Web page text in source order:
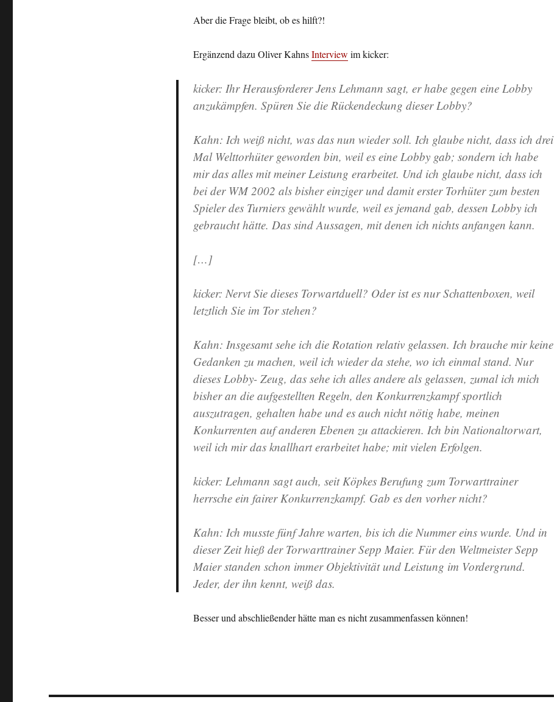
Aber die Frage bleibt, ob es hilft?!
Ergänzend dazu Oliver KahnsInterview im kicker:
kicker: Ihr Herausforderer Jens Lehmann sagt, er habe gegen eine Lobby
anzukämpfen. Spüren Sie die Rückendeckung dieser Lobby?
Kahn: Ich weiß nicht, was das nun wieder soll. Ich glaube nicht, dass ich drei
Mal Welttorhüter geworden bin, weil es eine Lobby gab; sondern ich habe
mir das alles mit meiner Leistung erarbeitet. Und ich glaube nicht, dass ich
bei der WM 2002 als bisher einziger und damit erster Torhüter zum besten
Spieler des Turniers gewählt wurde, weil es jemand gab, dessen Lobby ich
gebraucht hätte. Das sind Aussagen, mit denen ich nichts anfangen kann.
[…]
kicker: Nervt Sie dieses Torwartduell? Oder ist es nur Schattenboxen, weil
letztlich Sie im Tor stehen?
Kahn: Insgesamt sehe ich die Rotation relativ gelassen. Ich brauche mir keine
Gedanken zu machen, weil ich wieder da stehe, wo ich einmal stand. Nur
dieses Lobby- Zeug, das sehe ich alles andere als gelassen, zumal ich mich
bisher an die aufgestellten Regeln, den Konkurrenzkampf sportlich
auszutragen, gehalten habe und es auch nicht nötig habe, meinen
Konkurrenten auf anderen Ebenen zu attackieren. Ich bin Nationaltorwart,
weil ich mir das knallhart erarbeitet habe; mit vielen Erfolgen.
kicker: Lehmann sagt auch, seit Köpkes Berufung zum Torwarttrainer
herrsche ein fairer Konkurrenzkampf. Gab es den vorher nicht?
Kahn: Ich musste fünf Jahre warten, bis ich die Nummer eins wurde. Und in
dieser Zeit hieß der Torwarttrainer Sepp Maier. Für den Weltmeister Sepp
Maier standen schon immer Objektivität und Leistung im Vordergrund.
Jeder, der ihn kennt, weiß das.
Besser und abschließender hätte man es nicht zusammenfassen können!